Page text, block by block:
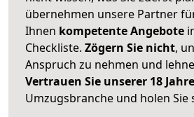
übernehmen unsere Partner
Ihnen kompetente Angebote
Checkliste. Zögern Sie nicht,
Anspruch zu nehmen und
Vertrauen Sie unserer 18
Umzugsbranche und holen Sie